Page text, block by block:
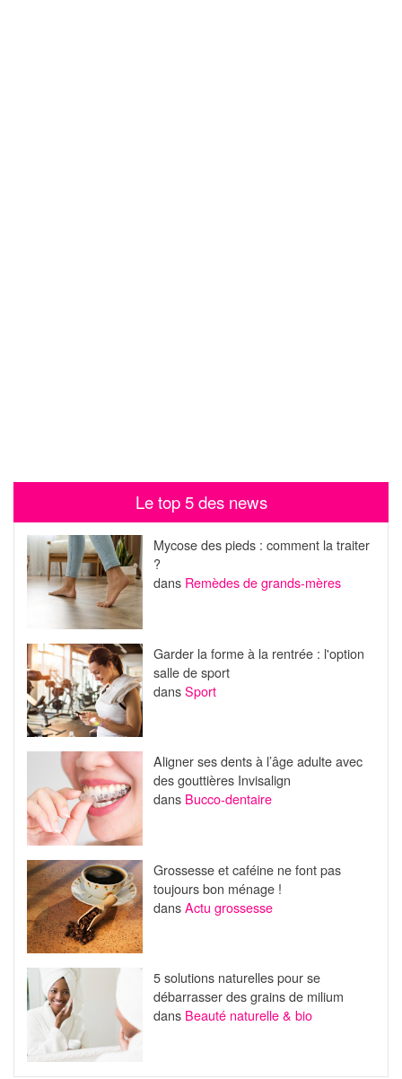
Le top 5 des news
Mycose des pieds : comment la traiter
?
dans Remèdes de grands-mères
Garder la forme à la rentrée : l'option
salle de sport
dansSport
Aligner ses dents à l’âge adulte avec
des gouttières Invisalign
dans Bucco-dentaire
Grossesse et caféine ne font pas
toujours bon ménage !
dansActu grossesse
5 solutions naturelles pour se
débarrasser des grains de milium
dans Beauté naturelle & bio